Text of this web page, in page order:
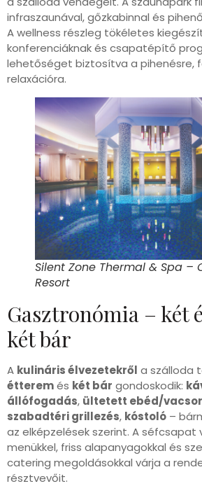
infraszaunával, gőzkabinnal és
A wellness részleg tökéletes
konferenciáknak és csapatépítő
lehetőséget biztosítva a pihenésre,
relaxációra.
Silent Zone Thermal & Spa –
Resort
Gasztronómia – két
két bár
A kulináris élvezetekről a szálloda
étteremés két bár gondoskodik:
állófogadás, ültetett ebéd/
szabadtéri grillezés, kóstoló –
az elképzelések szerint. A
menükkel, friss alapanyagokkal és
catering megoldásokkal várja a
résztvevőit.